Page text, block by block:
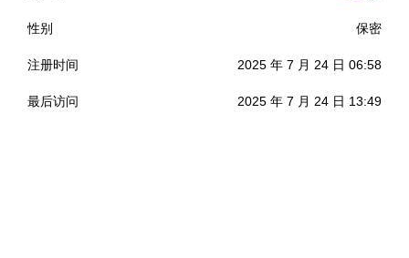
性别 保密
注册时间 2025 年 7 月 24 日 06:58
最后访问 2025 年 7 月 24 日 13:49